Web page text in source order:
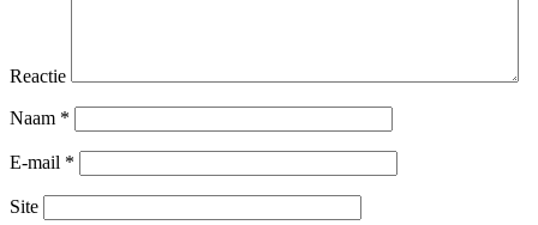
Reactie
Naam *
E-mail *
Site